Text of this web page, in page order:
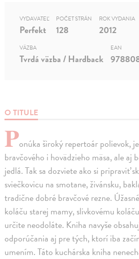
O TITULE
Ponúka široký repertoár polievok,
bravčového i hovädzieho mäsa, ale aj
jedlá. Tak sa dozviete ako si pripraviť
sviečkovicu na smotane, živánsku,
tradične dobré bravčové rezne.
koláču starej mamy, slivkovému
určite neodoláte. Kniha navyše
odporúčania aj pre tých, ktorí iba
umením. Táto kuchárska kniha
VYDAVATEĽ
Perfekt
POČET STRÁN
128
ROK VYDANIA
2012
VÄZBA
Tvrdá väzba / Hardback
EAN